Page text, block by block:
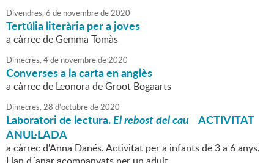
Divendres,6 de novembrede2020
Tertúlia literària per a joves
a càrrec de Gemma Tomàs
Dimecres,4de novembrede2020
Converses a la carta en anglès
a càrrec de Leonora de Groot Bogaarts
Dimecres,28 d'octubrede2020
Laboratori de lectura.El rebost del cau
ACTIVITAT
ANUL·LADA
a càrrec d'Anna Danés. Activitat per a infants de 3 a 6 anys.